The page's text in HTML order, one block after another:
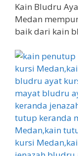
Kain Bludru
Medan
baik dari kain